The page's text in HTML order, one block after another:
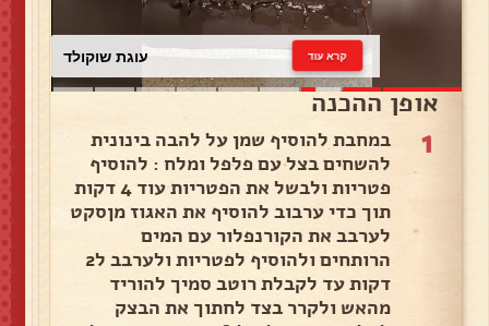
עוגת שוקולד קרא עוד
אופן ההכנה
1
במחבת להוסיף שמן על להבה בינונית
להשחים בצל עם פלפל ומלח : להוסיף
פטריות ולבשל את הפטריות עוד 4 דקות
תוך כדי ערבוב להוסיף את האגוז מןסקט
לערבב את הקורנפלור עם המים
הרותחים ולהוסיף לפטריות ולערבב ל2
דקות עד לקבלת רוטב סמיך להוריד
מהאש ולקרר בצד לחתוך את הבצק